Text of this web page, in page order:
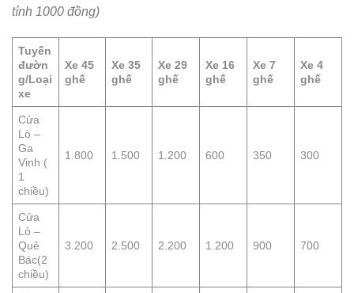
tính 1000 đồng)
Tuyến
đườn
g/Loại
xe
Xe 45
ghế
Xe 35
ghế
Xe 29
ghế
Xe 16
ghế
Xe 7
ghế
Xe 4
ghế
Cửa
Lò –
Ga
Vinh (
1
chiều)
1.800 1.500 1.200 600 350 300
Cửa
Lò –
Quê
Bác(2
chiều)
3.200 2.500 2.200 1.200 900 700